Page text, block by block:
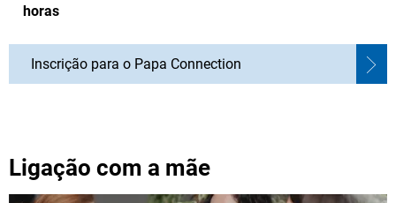
horas
Inscrição para o Papa Connection
Ligação com a mãe